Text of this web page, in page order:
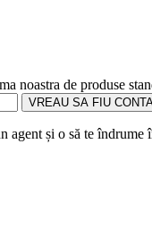
noastra de produse
VREAU SA FIU
și o să te îndrume